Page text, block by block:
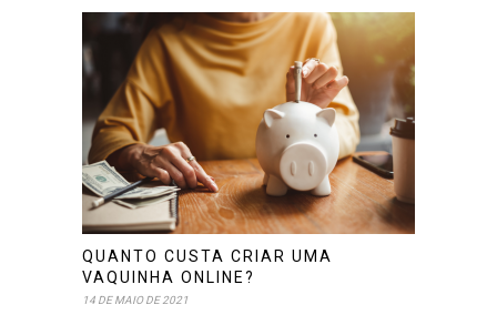
QUANTO CUSTA CRIAR UMA
VAQUINHA ONLINE?
14 DE MAIO DE 2021